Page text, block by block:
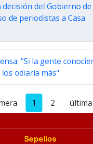
decisión del Gobierno de
de periodistas a Casa
"Si la gente
odiaría más"
1 2 última
Sepelios